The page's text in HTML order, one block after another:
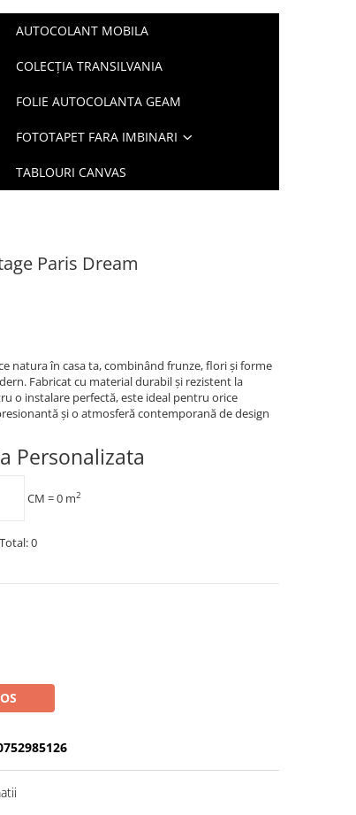
AUTOCOLANT MOBILA
COLECȚIA TRANSILVANIA
FOLIE AUTOCOLANTA GEAM
FOTOTAPET FARA IMBINARI
TABLOURI CANVAS
Paris Dream
natura în casa ta, combinând frunze, flori și forme
Fabricat cu material durabil și rezistent la
o instalare perfectă, este ideal pentru orice
și o atmosferă contemporană de design
Personalizata
CM =0 m2
Total:0